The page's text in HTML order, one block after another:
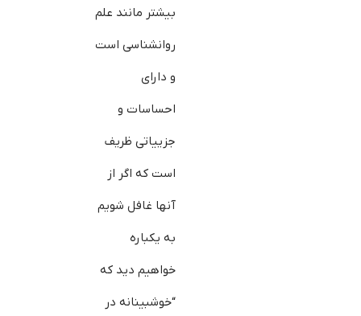
بیش‎تر مانند علم
روان‎شناسی است
و دارای
احساسات و
جزییاتی ظریف
است که اگر از
آن‎ها غافل شویم
به یک‎باره
خواهیم دید که
“خوش‎بینانه در